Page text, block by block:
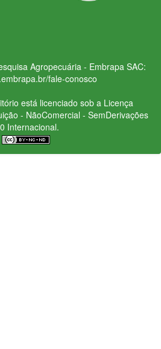
Agropecuária - Embrapa SAC:
fale-conosco
está licenciado sob a Licença
- NãoComercial - SemDerivações
Internacional.